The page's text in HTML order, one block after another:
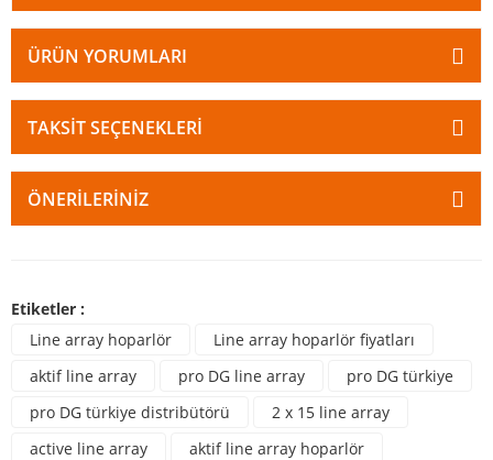
ÜRÜN YORUMLARI
TAKSIT SEÇENEKLERI
ÖNERILERINIZ
Etiketler :
Line array hoparlör
Line array hoparlör fiyatları
aktif line array
pro DG line array
pro DG türkiye
pro DG türkiye distribütörü
2 x 15 line array
active line array
aktif line array hoparlör